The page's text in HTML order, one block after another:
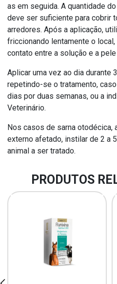
as em seguida. A quantidade
deve ser suficiente para cobrir
arredores. Após a aplicação,
friccionando lentamente o
contato entre a solução e a pele
Aplicar uma vez ao dia durante
repetindo-se o tratamento,
dias por duas semanas, ou a
Veterinário.
Nos casos de sarna otodécica,
externo afetado, instilar de 2 a
animal a ser tratado.
PRODUTOS